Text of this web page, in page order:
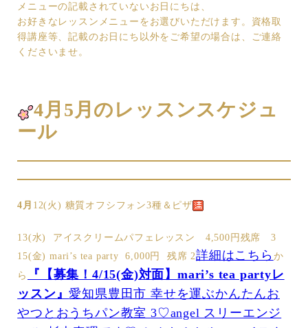
メニューの記載されていないお日にちは、
お好きなレッスンメニューをお選びいただけます。資格取
得講座等、記載のお日にち以外をご希望の場合は、ご連絡
くださいませ。
4月5月のレッスンスケジュ
ール
4月 12(火) 糖質オフシフォン3種＆ピザ
13(水) アイスクリームパフェレッスン 4,500円残席 3
15(金) mari’s tea party 6,000円 残席 2詳細はこちら か
ら
『【募集！4/15(金)対面】mari’s tea partyレ
ッスン』愛知県豊田市 幸せを運ぶかんたんお
やつとおうちパン教室 3♡angel スリーエンジ